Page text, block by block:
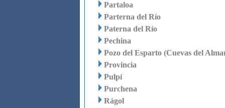
Partaloa
Parterna del Río
Paterna del Río
Pechina
Pozo del Esparto (Cuevas del
Provincia
Pulpí
Purchena
Rágol